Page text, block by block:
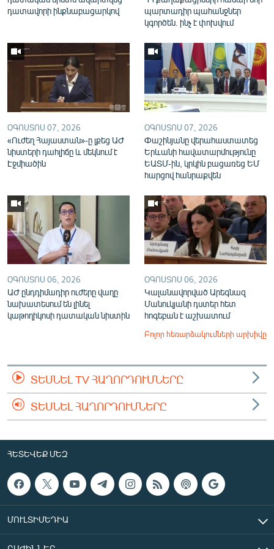
English
ՀԵՏԵՎԵՔ ՄԵԶ
«Ազատության» բոլոր կայքերը
դատավորի ինքնաբացարկով
պարտադիր պահանջներ
կգործեն. ինչ է փոխվում
ՕԳՈՍՏՈՍ 07, 2026
«Ուժեղ Հայաստան»-ը լքեց ԱԺ
նիստերի դահլիճը և մեկնում է
Էջմիածին
ՕԳՈՍՏՈՍ 07, 2026
Փաշինյանը վերահաստատեց
Երևանի հավատարմությունը
ԵԱՏՄ-ին, կրկին բացառեց ԵՄ
հարցով հանրաքվեն
ՕԳՈՍՏՈՍ 06, 2026
ԱԺ ընդդիմադիր ուժերը վաղը
նախատեսում են լինել
կաթողիկոսի դատական նիստին
ՕԳՈՍՏՈՍ 06, 2026
Կալանավորված Արեգնազ
Մանուկյանի դստեր հետ
հոգեբան է աշխատում
Բոլոր հեռարձակումների արխիվը
ՏԵՍՆԵԼ TV ՀԱՂՈՐԴՈՒՄՆԵՐԸ
ՏԵՍՆԵԼ ՀԱՂՈՐԴՈՒՄՆԵՐԸ
ՀԵՏԵՎԵՔ ՄԵԶ
ՄՈՒԼՏԻՄԵԴԻԱ